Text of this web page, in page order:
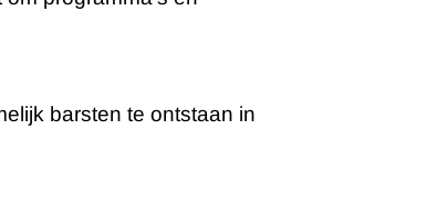
barsten te ontstaan in